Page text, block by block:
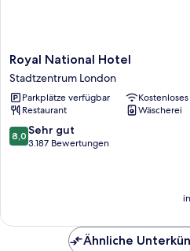
Royal
National
Hotel
Stadtzentrum
London
Royal National Hotel
Stadtzentrum London
Parkplätze verfügbar
Restaurant
Wäscherei
8.0
von
8,0 Sehr gut
3.187 Bewertungen
Ähnliche